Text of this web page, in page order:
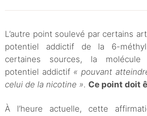
L’autre point soulevé par certains
potentiel addictif de la 6-
certaines sources, la molécule
potentiel addictif « pouvant
celui de la nicotine ». Ce point doit
À l’heure actuelle, cette